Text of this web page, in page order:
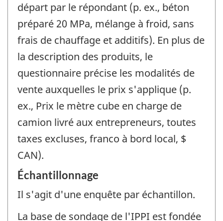
départ par le répondant (p. ex., béton
préparé 20 MPa, mélange à froid, sans
frais de chauffage et additifs). En plus de
la description des produits, le
questionnaire précise les modalités de
vente auxquelles le prix s'applique (p.
ex., Prix le mètre cube en charge de
camion livré aux entrepreneurs, toutes
taxes excluses, franco à bord local, $
CAN).
Échantillonnage
Il s'agit d'une enquête par échantillon.
La base de sondage de l'IPPI est fondée